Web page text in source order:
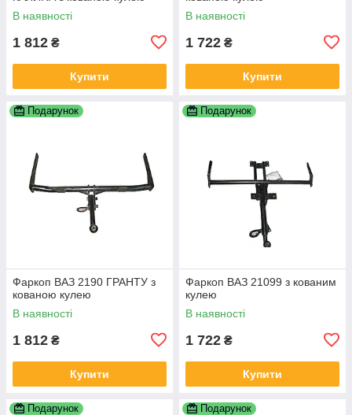
В наявності
1 812 ₴
Купити
В наявності
1 722 ₴
Купити
Подарунок
Фаркоп ВАЗ 2190 ГРАНТУ з
кованою кулею
В наявності
1 812 ₴
Купити
Подарунок
Фаркоп ВАЗ 21099 з кованим
кулею
В наявності
1 722 ₴
Купити
Подарунок Подарунок